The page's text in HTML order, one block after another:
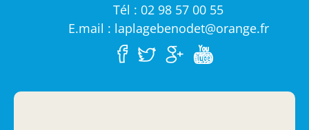
Tél : 02 98 57 00 55
E.mail : laplagebenodet@orange.fr